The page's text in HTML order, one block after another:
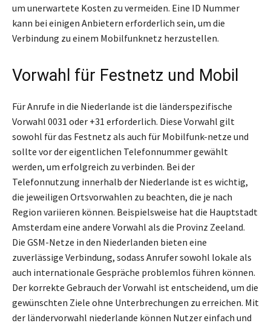
um unerwartete Kosten zu vermeiden. Eine ID Nummer
kann bei einigen Anbietern erforderlich sein, um die
Verbindung zu einem Mobilfunknetz herzustellen.
Vorwahl für Festnetz und Mobil
Für Anrufe in die Niederlande ist die länderspezifische
Vorwahl 0031 oder +31 erforderlich. Diese Vorwahl gilt
sowohl für das Festnetz als auch für Mobilfunk-netze und
sollte vor der eigentlichen Telefonnummer gewählt
werden, um erfolgreich zu verbinden. Bei der
Telefonnutzung innerhalb der Niederlande ist es wichtig,
die jeweiligen Ortsvorwahlen zu beachten, die je nach
Region variieren können. Beispielsweise hat die Hauptstadt
Amsterdam eine andere Vorwahl als die Provinz Zeeland.
Die GSM-Netze in den Niederlanden bieten eine
zuverlässige Verbindung, sodass Anrufer sowohl lokale als
auch internationale Gespräche problemlos führen können.
Der korrekte Gebrauch der Vorwahl ist entscheidend, um die
gewünschten Ziele ohne Unterbrechungen zu erreichen. Mit
der ländervorwahl niederlande können Nutzer einfach und